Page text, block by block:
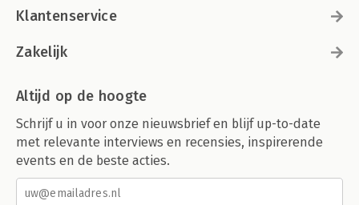
Klantenservice
Zakelijk
Altijd op de hoogte
Schrijf u in voor onze nieuwsbrief en blijf up-to-date
met relevante interviews en recensies, inspirerende
events en de beste acties.